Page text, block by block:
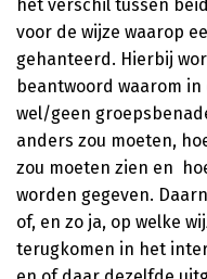
het verschil tussen
voor de wijze waarop
gehanteerd. Hierbij
beantwoord waarom
wel/geen
anders zou moeten,
zou moeten zien en
worden gegeven.
of, en zo ja, op welke
terugkomen in het